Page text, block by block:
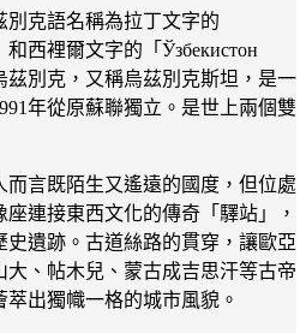
別克語名稱為拉丁文字的
和西裡爾文字的「Ўзбекистон
茲別克，又稱烏茲別克斯坦，是一
年從原蘇聯獨立。是世上兩個雙
而言既陌生又遙遠的國度，但位處
連接東西文化的傳奇「驛站」，
遺跡。古道絲路的貫穿，讓歐亞
、帖木兒、蒙古成吉思汗等古帝
出獨幟一格的城市風貌。